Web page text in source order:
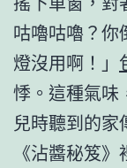
咕嚕咕嚕？你
燈沒用啊！」
悸。這種氣味
兒時聽到的
《沾醬秘笈